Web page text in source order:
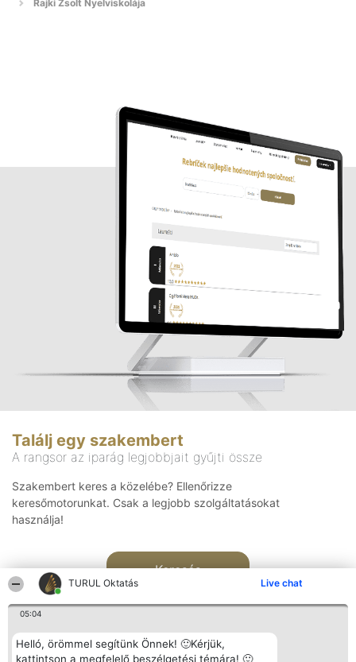
TURUL Oktatás Live chat
05:04
Helló, örömmel segítünk Önnek! 🙂Kérjük,
kattintson a megfelelő beszélgetési témára! 🙂
Rajki Zsolt Nyelviskolája
Találj egy szakembert
A rangsor az iparág legjobbjait gyűjti össze
Szakembert keres a közelébe? Ellenőrizze
keresőmotorunkat. Csak a legjobb szolgáltatásokat
használja!
Keresés